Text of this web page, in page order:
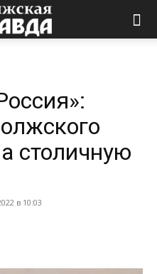
столичную
в 10:03